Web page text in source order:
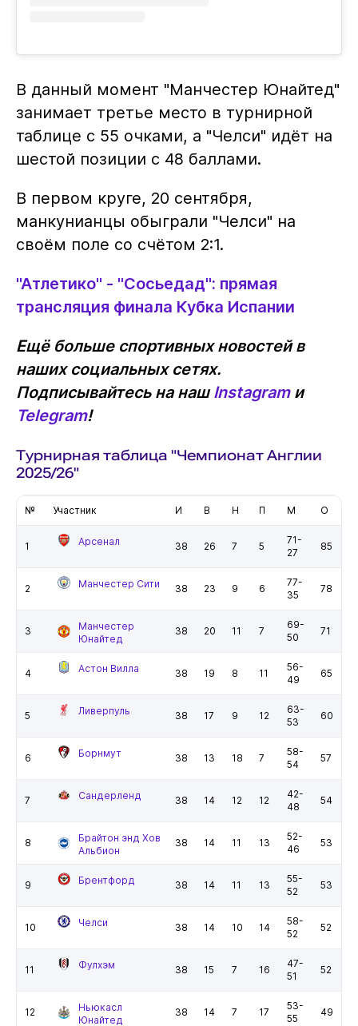
В данный момент "Манчестер Юнайтед"
занимает третье место в турнирной
таблице с 55 очками, а "Челси" идёт на
шестой позиции с 48 баллами.
В первом круге, 20 сентября,
манкунианцы обыграли "Челси" на
своём поле со счётом 2:1.
"Атлетико" - "Сосьедад": прямая
трансляция финала Кубка Испании
Ещё больше спортивных новостей в
наших социальных сетях.
Подписывайтесь на нашInstagramи
Telegram!
Турнирная таблица "Чемпионат Англии
2025/26"
№ Участник И В Н П М О
1 Арсенал 38 26 7 5
71-
27
85
2 Манчестер Сити 38 23 9 6
77-
35
78
3
Манчестер
Юнайтед
38 20 11 7
69-
50
71
4 Астон Вилла 38 19 8 11
56-
49
65
5 Ливерпуль 38 17 9 12
63-
53
60
6 Борнмут 38 13 18 7
58-
54
57
7 Сандерленд 38 14 12 12
42-
48
54
8
Брайтон энд Хов
Альбион
38 14 11 13
52-
46
53
9 Брентфорд 38 14 11 13
55-
52
53
10 Челси 38 14 10 14
58-
52
52
11 Фулхэм 38 15 7 16
47-
51
52
12
Ньюкасл
Юнайтед
38 14 7 17
53-
55
49